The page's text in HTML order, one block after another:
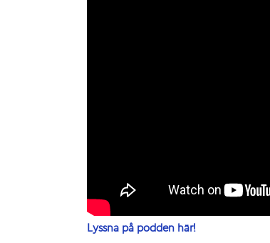
Lyssna på podden här!